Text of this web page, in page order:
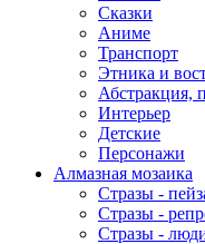
Сказки
Аниме
Транспорт
Этника и
Абстракция,
Интерьер
Детские
Персонажи
Алмазная мозаика
Стразы -
Стразы -
Стразы -